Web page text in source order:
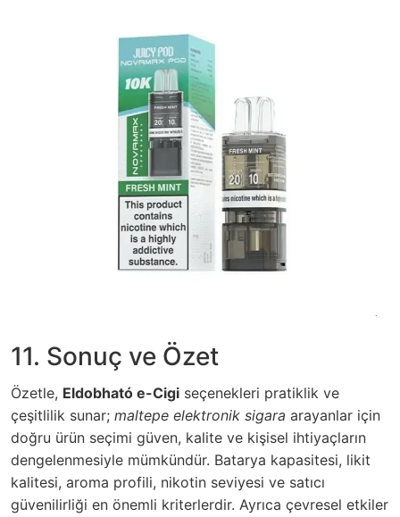
11. Sonuç ve Özet
Özetle, Eldobható e-Cigi seçenekleri pratiklik ve
çeşitlilik sunar; maltepe elektronik sigara arayanlar için
doğru ürün seçimi güven, kalite ve kişisel ihtiyaçların
dengelenmesiyle mümkündür. Batarya kapasitesi, likit
kalitesi, aroma profili, nikotin seviyesi ve satıcı
güvenilirliği en önemli kriterlerdir. Ayrıca çevresel etkiler